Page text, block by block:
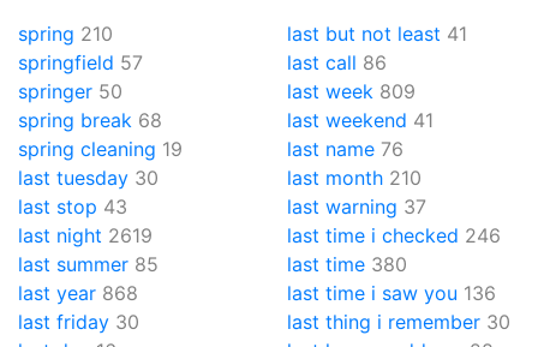
spring 210
springfield 57
springer 50
spring break 68
spring cleaning 19
last tuesday 30
last stop 43
last night 2619
last summer 85
last year 868
last but not least 41
last call 86
last week 809
last weekend 41
last name 76
last month 210
last warning 37
last time i checked 246
last time 380
last time i saw you 136
last friday 30
last thing i remember 30